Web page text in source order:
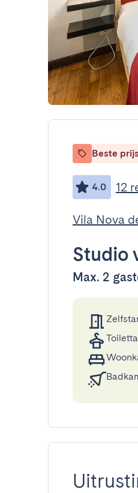
Beste
4.0 12
Vila Nova
Studio
Max. 2